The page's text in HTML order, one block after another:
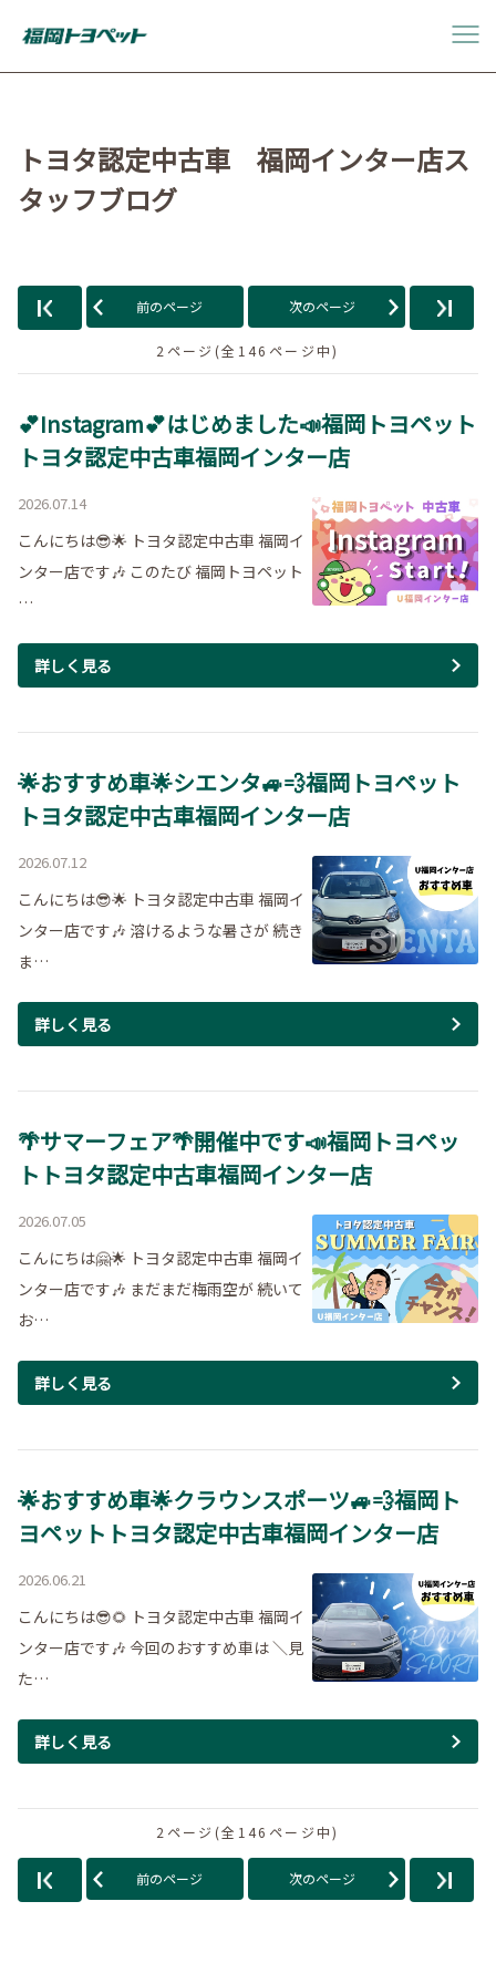
トヨタ認定中古車 福岡インター店ス
タッフブログ
前のページ 次のページ
2ページ(全146ページ中)
💕Instagram💕はじめました📣福岡トヨペット
トヨタ認定中古車福岡インター店
2026.07.14
こんにちは😎🌟 トヨタ認定中古車 福岡イ
ンター店です🎶 このたび 福岡トヨペット
…
詳しく見る
🌟おすすめ車🌟シエンタ🚙💨福岡トヨペット
トヨタ認定中古車福岡インター店
2026.07.12
こんにちは😎🌟 トヨタ認定中古車 福岡イ
ンター店です🎶 溶けるような暑さが 続き
ま…
詳しく見る
🌴サマーフェア🌴開催中です📣福岡トヨペッ
トトヨタ認定中古車福岡インター店
2026.07.05
こんにちは🤗🌟 トヨタ認定中古車 福岡イ
ンター店です🎶 まだまだ梅雨空が 続いて
お…
詳しく見る
🌟おすすめ車🌟クラウンスポーツ🚙💨福岡ト
ヨペットトヨタ認定中古車福岡インター店
2026.06.21
こんにちは😎🌻 トヨタ認定中古車 福岡イ
ンター店です🎶 今回のおすすめ車は ＼見
た…
詳しく見る
2ページ(全146ページ中)
前のページ 次のページ